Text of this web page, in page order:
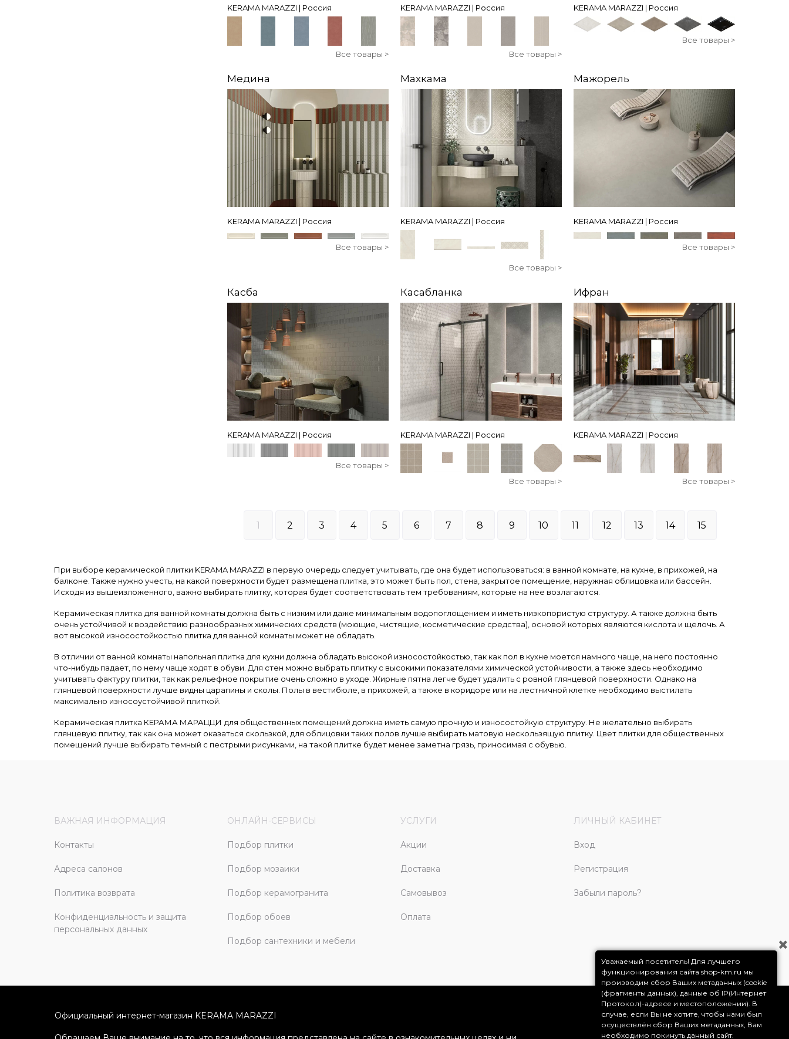
KERAMA MARAZZI | Россия
Все товары >
KERAMA MARAZZI | Россия
Все товары >
KERAMA MARAZZI | Россия
Все товары >
Медина
KERAMA MARAZZI | Россия
Все товары >
Махкама
KERAMA MARAZZI | Россия
Все товары >
Мажорель
KERAMA MARAZZI | Россия
Все товары >
Касба
KERAMA MARAZZI | Россия
Все товары >
Касабланка
KERAMA MARAZZI | Россия
Все товары >
Ифран
KERAMA MARAZZI | Россия
Все товары >
1 2 3 4 5 6 7 8 9 10 11 12 13 14 15
При выборе керамической плитки KERAMA MARAZZI в первую очередь следует учитывать, где она будет использоваться: в ванной комнате, на кухне, в прихожей, на
балконе. Также нужно учесть, на какой поверхности будет размещена плитка, это может быть пол, стена, закрытое помещение, наружная облицовка или бассейн.
Исходя из вышеизложенного, важно выбирать плитку, которая будет соответствовать тем требованиям, которые на нее возлагаются.
Керамическая плитка для ванной комнаты должна быть с низким или даже минимальным водопоглощением и иметь низкопористую структуру. А также должна быть
очень устойчивой к воздействию разнообразных химических средств (моющие, чистящие, косметические средства), основой которых являются кислота и щелочь. А
вот высокой износостойкостью плитка для ванной комнаты может не обладать.
В отличии от ванной комнаты напольная плитка для кухни должна обладать высокой износостойкостью, так как пол в кухне моется намного чаще, на него постоянно
что-нибудь падает, по нему чаще ходят в обуви. Для стен можно выбрать плитку с высокими показателями химической устойчивости, а также здесь необходимо
учитывать фактуру плитки, так как рельефное покрытие очень сложно в уходе. Жирные пятна легче будет удалить с ровной глянцевой поверхности. Однако на
глянцевой поверхности лучше видны царапины и сколы. Полы в вестибюле, в прихожей, а также в коридоре или на лестничной клетке необходимо выстилать
максимально износоустойчивой плиткой.
Керамическая плитка КЕРАМА МАРАЦЦИ для общественных помещений должна иметь самую прочную и износостойкую структуру. Не желательно выбирать
глянцевую плитку, так как она может оказаться скользкой, для облицовки таких полов лучше выбирать матовую нескользящую плитку. Цвет плитки для общественных
помещений лучше выбирать темный с пестрыми рисунками, на такой плитке будет менее заметна грязь, приносимая с обувью.
ВАЖНАЯ ИНФОРМАЦИЯ
Контакты
Адреса салонов
Политика возврата
Конфиденциальность и защита
персональных данных
ОНЛАЙН-СЕРВИСЫ
Подбор плитки
Подбор мозаики
Подбор керамогранита
Подбор обоев
Подбор сантехники и мебели
УСЛУГИ
Акции
Доставка
Самовывоз
Оплата
ЛИЧНЫЙ КАБИНЕТ
Вход
Регистрация
Забыли пароль?
Официальный интернет-магазин KERAMA MARAZZI
Уважаемый посетитель! Для лучшего
функционирования сайта shop-km.ru мы
производим сбор Ваших метаданных (cookie
(фрагменты данных), данные об IP(Интернет
Протокол)-адресе и местоположении). В
случае, если Вы не хотите, чтобы нами был
осуществлён сбор Ваших метаданных, Вам
необходимо покинуть данный сайт.